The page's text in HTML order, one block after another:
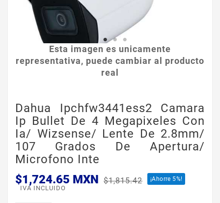
Esta imagen es unicamente
representativa, puede cambiar al producto
real
Dahua Ipchfw3441ess2 Camara
Ip Bullet De 4 Megapixeles Con
Ia/ Wizsense/ Lente De 2.8mm/
107 Grados De Apertura/
Microfono Inte
$1,724.65 MXN $1,815.42 ¡Ahorre 5%!
IVA INCLUIDO